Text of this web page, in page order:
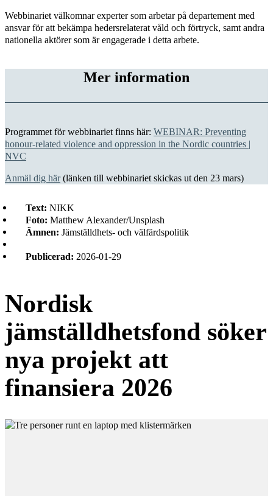
Webbinariet välkomnar experter som arbetar på departement med
ansvar för att bekämpa hedersrelaterat våld och förtryck, samt andra
nationella aktörer som är engagerade i detta arbete.
Mer information
Programmet för webbinariet finns här: WEBINAR: Preventing
honour-related violence and oppression in the Nordic countries |
NVC
Anmäl dig här(länken till webbinariet skickas ut den 23 mars)
Text: NIKK
Foto: Matthew Alexander/Unsplash
Ämnen: Jämställdhets- och välfärdspolitik
Publicerad: 2026-01-29
Nordisk
jämställdhetsfond söker
nya projekt att
finansiera 2026